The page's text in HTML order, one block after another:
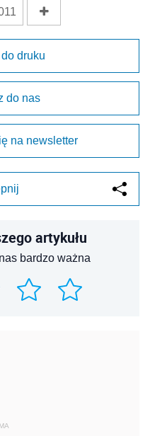
druku
do nas
na newsletter
artykułu
bardzo ważna